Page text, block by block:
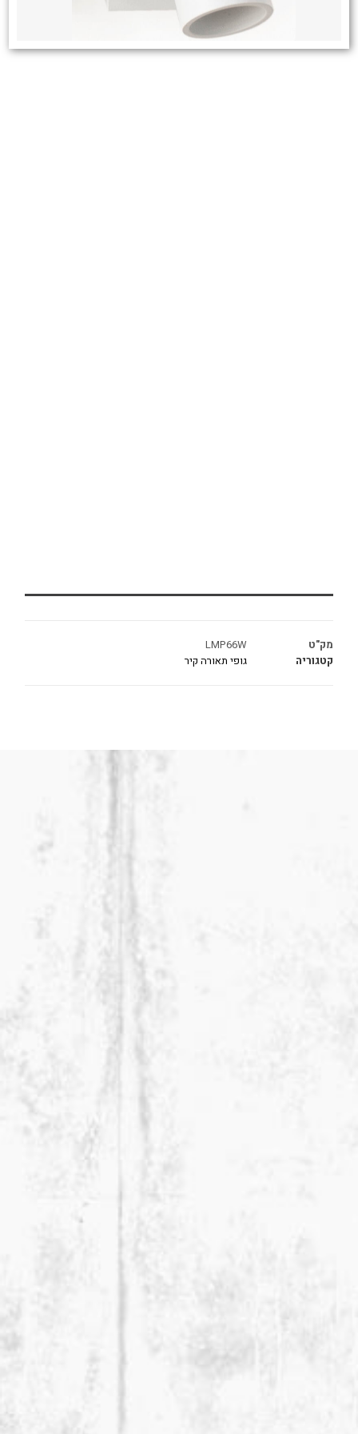
מק"ט
LMP66W
קטגוריה
גופי תאורה קיר